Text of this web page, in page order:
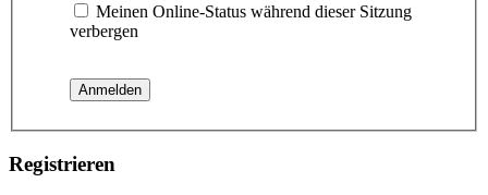
Meinen Online-Status während dieser Sitzung
verbergen
Registrieren